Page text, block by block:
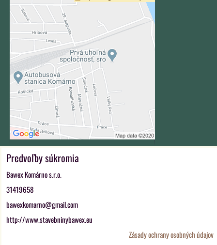
Externý obsah je blokovaný Voľbami
súkromia
Prajete si načítať externý obsah?
Povoliť tentokrát
Povoliť a zapamätať - súhlas s
druhom cookie: Funkčné
Otvoriť obsah v novom okne
ZAVOLÁME VÁM SPÄŤ
Váš telefón:
Predvoľby súkromia
Bawex Komárno s.r.o.
31419658
bawexkomarno@gmail.com
http://www.stavebninybawex.eu
Zásady ochrany osobných údajov